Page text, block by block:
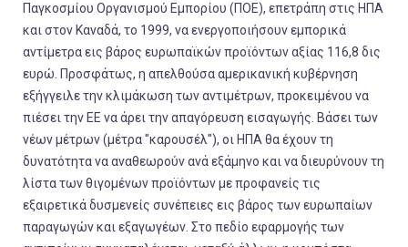
Παγκοσμίου Οργανισμού Εμπορίου (ΠΟΕ), επετράπη στις ΗΠΑ
και στον Καναδά, το 1999, να ενεργοποιήσουν εμπορικά
αντίμετρα εις βάρος ευρωπαϊκών προϊόντων αξίας 116,8 δις
ευρώ. Προσφάτως, η απελθούσα αμερικανική κυβέρνηση
εξήγγειλε την κλιμάκωση των αντιμέτρων, προκειμένου να
πιέσει την ΕΕ να άρει την απαγόρευση εισαγωγής. Βάσει των
νέων μέτρων (μέτρα "καρουσέλ"), οι ΗΠΑ θα έχουν τη
δυνατότητα να αναθεωρούν ανά εξάμηνο και να διευρύνουν τη
λίστα των θιγομένων προϊόντων με προφανείς τις
εξαιρετικά δυσμενείς συνέπειες εις βάρος των ευρωπαίων
παραγωγών και εξαγωγέων. Στο πεδίο εφαρμογής των